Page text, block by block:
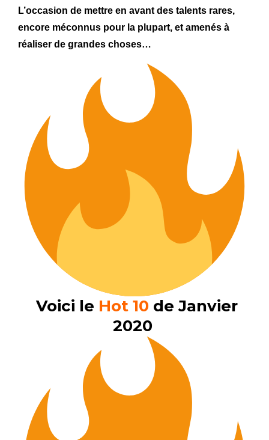
L’occasion de mettre en avant des talents rares,
encore méconnus pour la plupart, et amenés à
réaliser de grandes choses…
Voici le Hot 10 de Janvier
2020